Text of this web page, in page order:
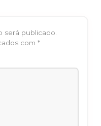
será publicado.
com *